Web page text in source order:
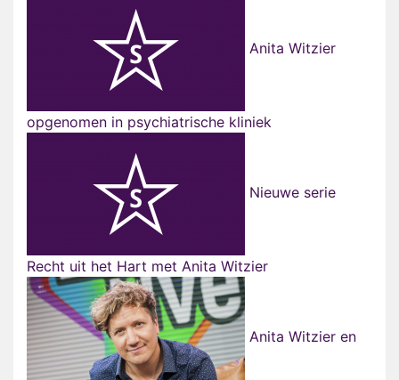
Anita Witzier
opgenomen in psychiatrische kliniek
Nieuwe serie
Recht uit het Hart met Anita Witzier
Anita Witzier en